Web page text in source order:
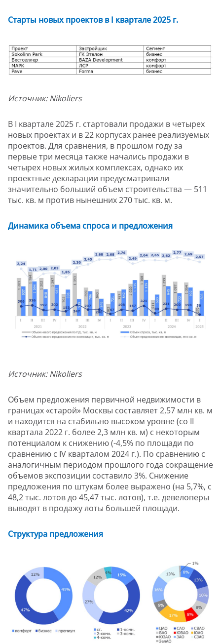
Старты новых проектов вI квартале 2025 г.
Источник:Nikoliers
В I квартале 2025 г. стартовали продажи в четырех
новых проектах и в 22 корпусах ранее реализуемых
проектов. Для сравнения, в прошлом году за
первые три месяца также начались продажи в
четырех новых жилых комплексах, однако их
проектные декларации предусматривали
значительно больший объем строительства — 511
тыс. кв. м против нынешних 270 тыс. кв. м.
Динамика объема спроса и предложения
Источник:Nikoliers
Объем предложения первичной недвижимости в
границах «старой» Москвы составляет 2,57 млн кв. м
и находится на стабильно высоком уровне (со II
квартала 2022 г. более 2,3 млн кв. м) с некоторым
потенциалом к снижению (-4,5% по площади по
сравнению с IV кварталом 2024 г.). По сравнению с
аналогичным периодом прошлого года сокращение
объемов экспозиции составило 3%. Снижение
предложения по штукам более выражено (на 5,7%, с
48,2 тыс. лотов до 45,47 тыс. лотов), т.е. девелоперы
выводят в продажу лоты большей площади.
Структура предложения